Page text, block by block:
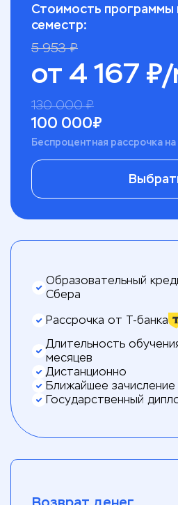
Стоимость программы
семестр:
5 953₽
от 4 167
130 000₽
100 000₽
Беспроцентная рассрочка
Образовательный
Сбера
Рассрочка от Т-банка
Длительность
месяцев
Дистанционно
Ближайшее зачисление
Государственный